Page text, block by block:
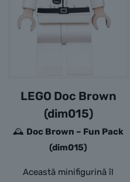
LEGO Doc Brown
(dim015)
🕰️ Doc Brown – Fun Pack
(dim015)
Această minifigurină îl